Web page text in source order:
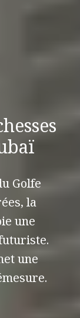
Golfe
la
une
une